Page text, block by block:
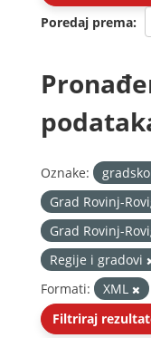
Poredaj prema
Oznake:
Grad Rovinj-
Grad Rovinj-
Regije i gradovi
Formati:
XML
Filtriraj